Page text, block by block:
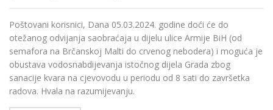
Poštovani korisnici, Dana 05.03.2024. godine doći će do
otežanog odvijanja saobraćaja u dijelu ulice Armije BiH (od
semafora na Brčanskoj Malti do crvenog nebodera) i moguća je
obustava vodosnabdijevanja istočnog dijela Grada zbog
sanacije kvara na cjevovodu u periodu od 8 sati do završetka
radova. Hvala na razumijevanju.